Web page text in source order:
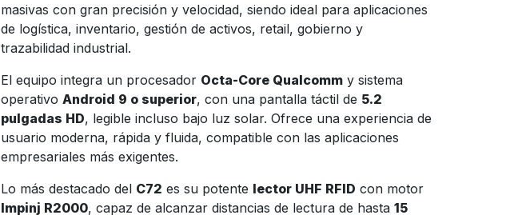
masivas con gran precisión y velocidad, siendo ideal para aplicaciones
de logística, inventario, gestión de activos, retail, gobierno y
trazabilidad industrial.
El equipo integra un procesador Octa-Core Qualcomm y sistema
operativo Android 9 o superior, con una pantalla táctil de 5.2
pulgadas HD, legible incluso bajo luz solar. Ofrece una experiencia de
usuario moderna, rápida y fluida, compatible con las aplicaciones
empresariales más exigentes.
Lo más destacado del C72 es su potente lector UHF RFID con motor
Impinj R2000, capaz de alcanzar distancias de lectura de hasta 15